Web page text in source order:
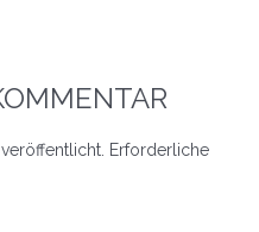
Erforderliche